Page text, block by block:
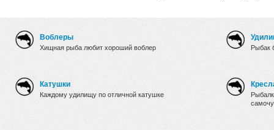
Воблеры
Хищная рыба любит хороший воблер
Катушки
Каждому удилищу по отличной катушке
Рыбак